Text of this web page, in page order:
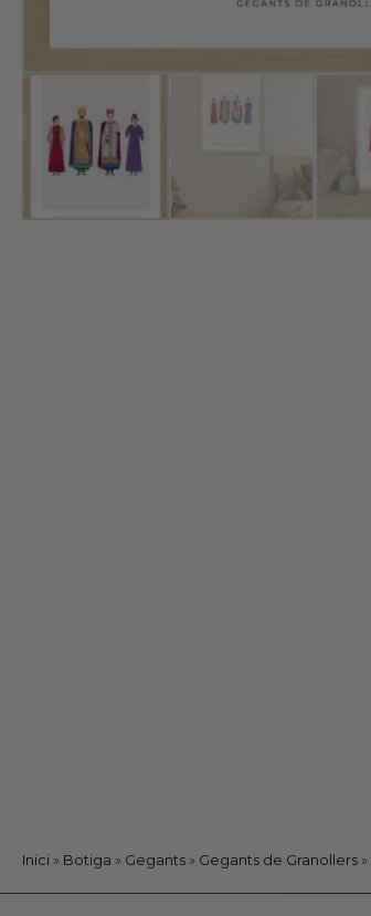
Inici » Botiga » Gegants » Gegants de Granollers »